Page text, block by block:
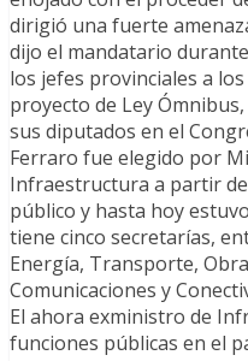
dirigió una fuerte
dijo el mandatario
los jefes provinciales a
proyecto de Ley
sus diputados en el
Ferraro fue elegido por
Infraestructura a partir
público y hasta hoy
tiene cinco secretarías,
Energía, Transporte,
Comunicaciones y
El ahora exministro de
funciones públicas en el